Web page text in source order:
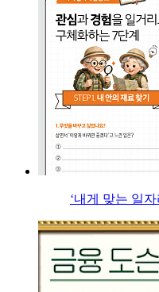
‘내게 맞는 일